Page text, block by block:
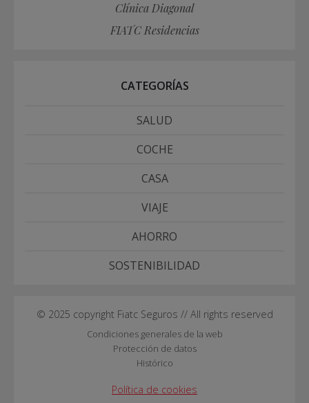
Clínica Diagonal
FIATC Residencias
CATEGORÍAS
SALUD
COCHE
CASA
VIAJE
AHORRO
SOSTENIBILIDAD
© 2025 copyright Fiatc Seguros // All rights reserved
Condiciones generales de la web
Protección de datos
Histórico
Política de cookies